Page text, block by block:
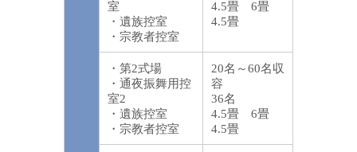
室
・遺族控室
・宗教者控室
4.5畳 6畳
4.5畳
・第2式場
・通夜振舞用控
室2
・遺族控室
・宗教者控室
20名～60名収
容
36名
4.5畳 6畳
4.5畳